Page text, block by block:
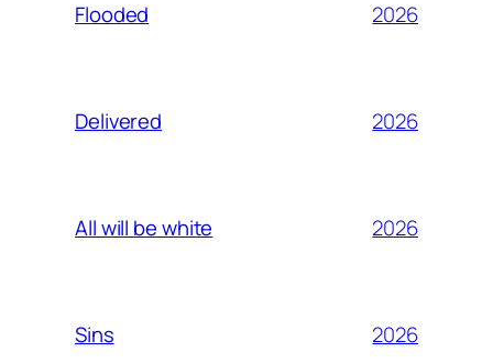
Flooded 2026
Delivered 2026
All will be white 2026
Sins 2026